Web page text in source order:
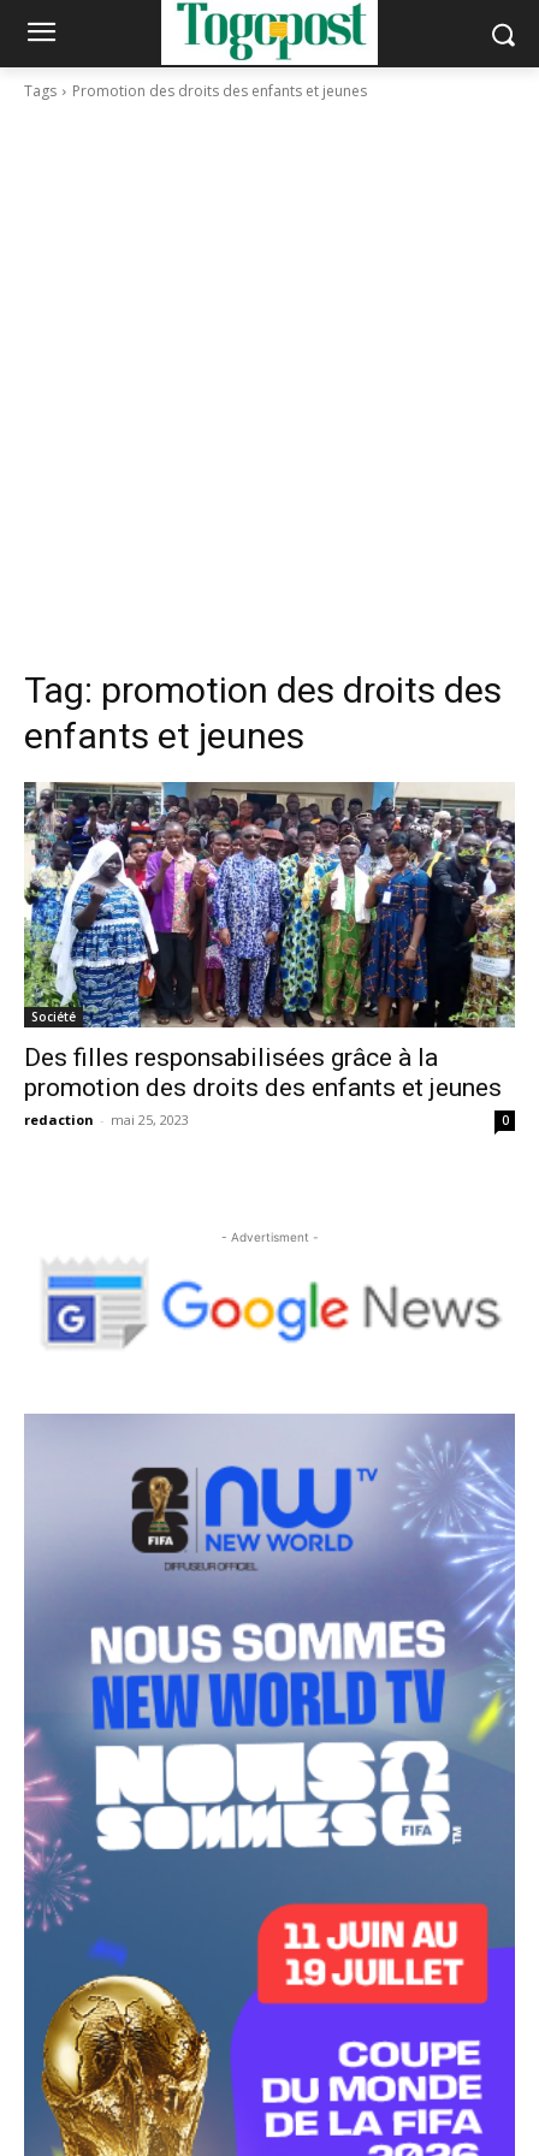
Tags Promotion des droits des enfants et jeunes
Tag: promotion des droits des
enfants et jeunes
Société
Des filles responsabilisées grâce à la
promotion des droits des enfants et jeunes
redaction - mai 25, 2023 0
- Advertisment -